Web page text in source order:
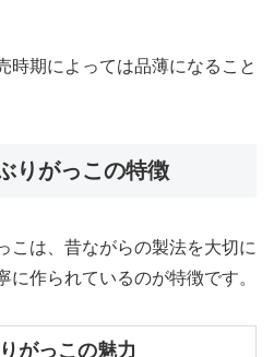
時期によっては品薄になること
りがっこの特徴
こは、昔ながらの製法を大切に
に作られているのが特徴です。
がっこの魅力